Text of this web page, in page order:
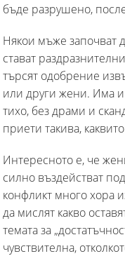
бъде разрушено,
Някои мъже започват
стават
търсят одобрение
или други жени. Има и
тихо, без драми и
приети такива,
Интересното е, че
силно въздействат
конфликт много хора
да мислят какво
темата за
чувствителна,